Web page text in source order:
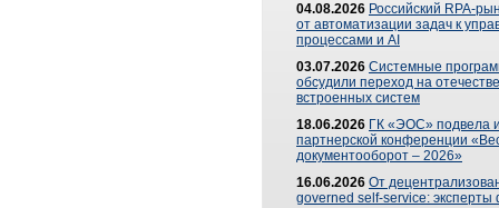
04.08.2026 Российский RPA-
от автоматизации задач к
процессами и AI
03.07.2026 Системные
обсудили переход на
встроенных систем
18.06.2026 ГК «ЭОС» подвела
партнерской конференции
документооборот – 2026»
16.06.2026 От
governed self-service: эксперты